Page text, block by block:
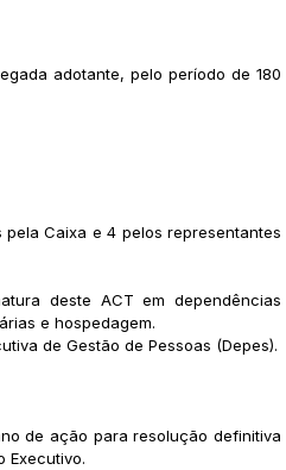
adotante, pelo período de 180
Caixa e 4 pelos representantes
deste ACT em dependências
e hospedagem.
de Gestão de Pessoas (Depes).
de ação para resolução definitiva
Executivo.